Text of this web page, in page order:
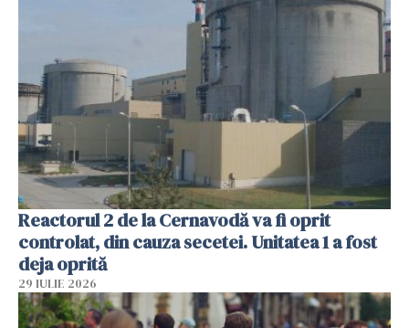
Reactorul 2 de la Cernavodă va fi oprit
controlat, din cauza secetei. Unitatea 1 a fost
deja oprită
29 IULIE 2026